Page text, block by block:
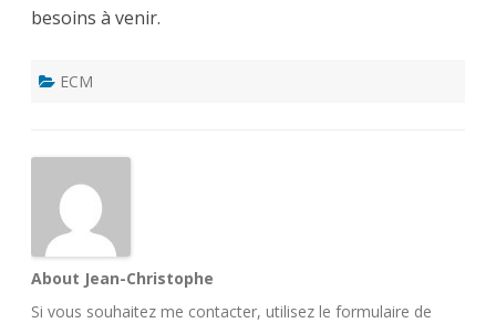
besoins à venir.
ECM
About Jean-Christophe
Si vous souhaitez me contacter, utilisez le formulaire de